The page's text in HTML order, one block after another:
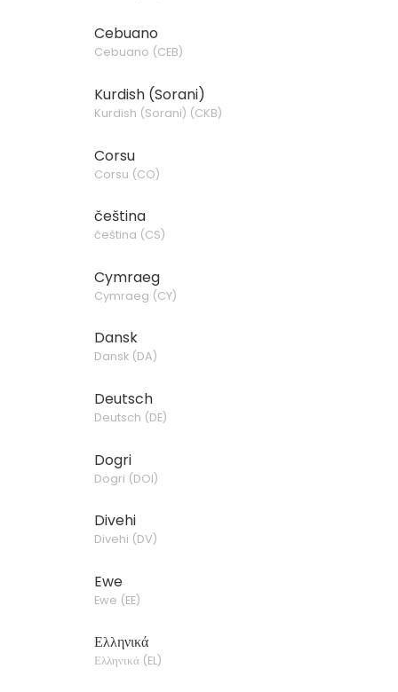
Cebuano
Cebuano (CEB)
Kurdish (Sorani)
Kurdish (Sorani) (CKB)
Corsu
Corsu (CO)
čeština
čeština (CS)
Cymraeg
Cymraeg (CY)
Dansk
Dansk(DA)
Deutsch
Deutsch (DE)
Dogri
Dogri (DOI)
Divehi
Divehi (DV)
Ewe
Ewe (EE)
Ελληνικά
Ελληνικά(EL)